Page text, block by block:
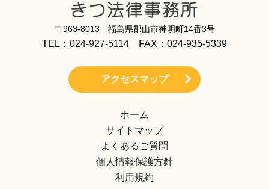
〒963-8013 福島県郡山市神明町14番3号
TEL： 024-927-5114 FAX：024-935-5339
アクセスマップ
ホーム
サイトマップ
よくあるご質問
個人情報保護方針
利用規約